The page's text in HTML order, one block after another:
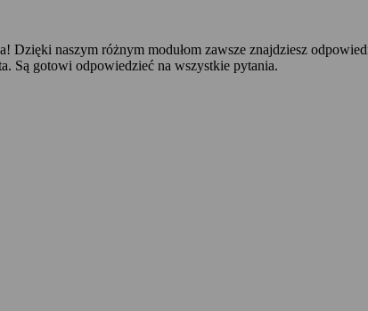
Dzięki naszym różnym modułom zawsze znajdziesz
Są gotowi odpowiedzieć na wszystkie pytania.